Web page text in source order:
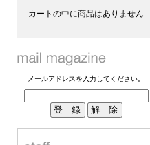
カートの中に商品はありません
メールアドレスを入力してください。